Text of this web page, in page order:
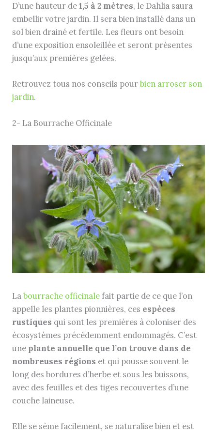
D’une hauteur de1,5 à 2 mètres, le Dahlia saura
embellir votre jardin. Il sera bien installé dans un
sol bien drainé et fertile. Les fleurs ont besoin
d’une exposition ensoleillée et seront présentes
jusqu’aux premières gelées.
Retrouvez tous nos conseils pourbien arroser son
jardin.
2- La Bourrache Officinale
Labourrache officinalefait partie de ce que l’on
appelle les plantes pionnières, ces espèces
rustiques qui sont les premières à coloniser des
écosystèmes précédemment endommagés. C’est
une plante annuelle que l’on trouve dans de
nombreuses régions et qui pousse souvent le
long des bordures d’herbe et sous les buissons,
avec des feuilles et des tiges recouvertes d’une
couche laineuse.
Elle se sème facilement, se naturalise bien et est